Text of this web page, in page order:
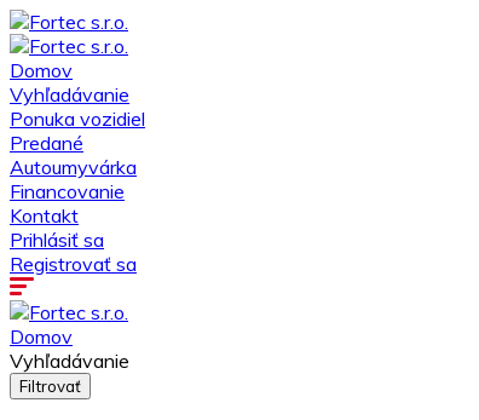
Domov
Vyhľadávanie
Ponuka vozidiel
Predané
Autoumyvárka
Financovanie
Kontakt
Prihlásiť sa
Registrovať sa
Domov
Vyhľadávanie
Filtrovať